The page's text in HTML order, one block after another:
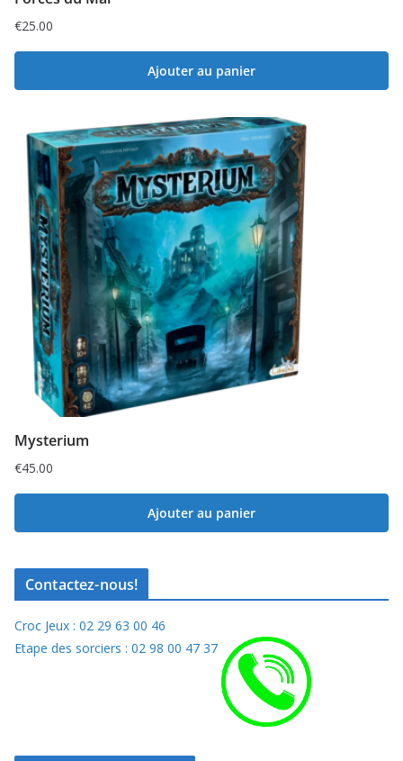
€25.00
Ajouter au panier
Mysterium
€45.00
Ajouter au panier
Contactez-nous!
Croc Jeux : 02 29 63 00 46
Etape des sorciers : 02 98 00 47 37